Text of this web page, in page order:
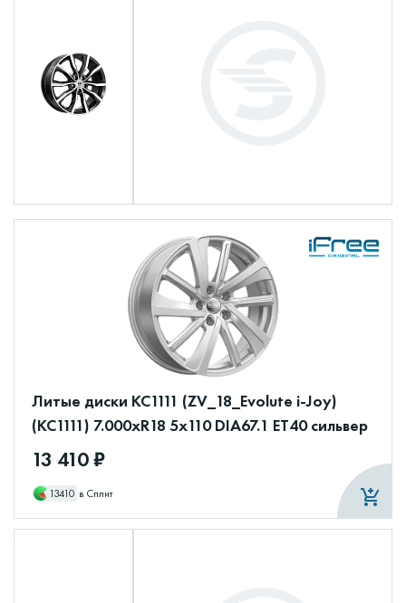
Литые диски КС1111 (ZV_18_Evolute i-Joy)
(КС1111) 7.000xR18 5x110 DIA67.1 ET40 сильвер
13 410 ₽
13410 в Сплит